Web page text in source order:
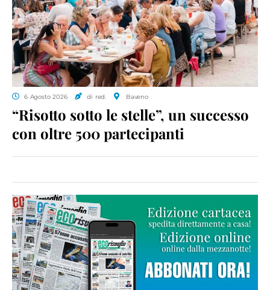
6 Agosto 2026 di red. Baveno
“Risotto sotto le stelle”, un successo
con oltre 500 partecipanti